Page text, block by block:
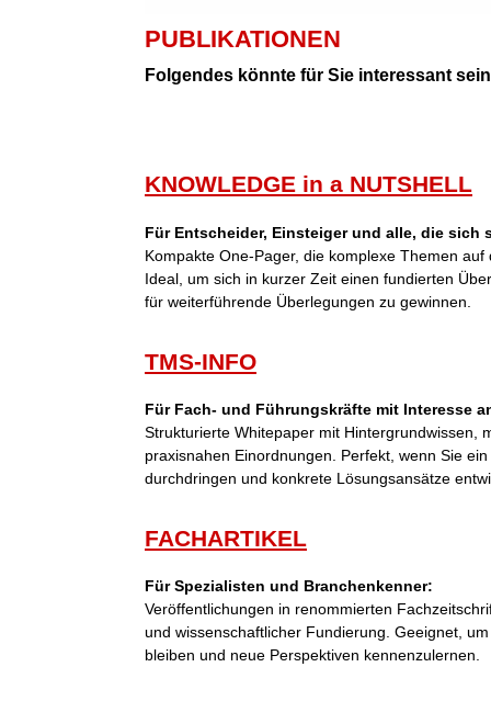
PUBLIKATIONEN
Folgendes könnte für Sie interessant
KNOWLEDGE in a NUTSHELL
Für Entscheider, Einsteiger und alle, die sich
Kompakte One-Pager, die komplexe Themen
Ideal, um sich in kurzer Zeit einen fundierten
für weiterführende Überlegungen zu gewinnen.
TMS-INFO
Für Fach- und Führungskräfte mit Interesse
Strukturierte Whitepaper mit Hintergrundwissen,
praxisnahen Einordnungen. Perfekt, wenn Sie
durchdringen und konkrete Lösungsansätze
FACHARTIKEL
Für Spezialisten und Branchenkenner:
Veröffentlichungen in renommierten
und wissenschaftlicher Fundierung. Geeignet,
bleiben und neue Perspektiven kennenzulernen.